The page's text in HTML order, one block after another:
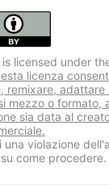
licensed under
licenza
remixare, adattare
mezzo o formato,
sia data al
una violazione
come procedere.